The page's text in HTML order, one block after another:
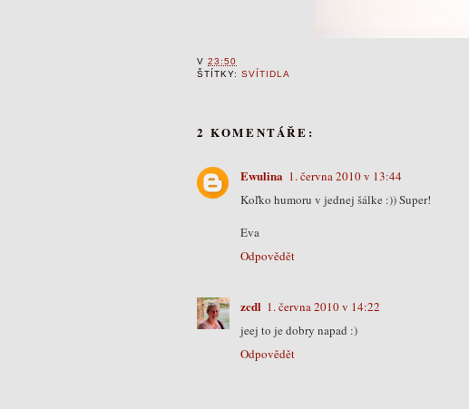
V23:50
ŠTÍTKY:SVÍTIDLA
2 KOMENTÁŘE:
Ewulina 1. června 2010 v 13:44
Koľko humoru v jednej šálke :)) Super!
Eva
Odpovědět
zcdl 1. června 2010 v 14:22
jeej to je dobry napad :)
Odpovědět